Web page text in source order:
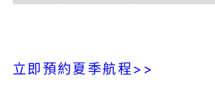
立即預約夏季航程>>